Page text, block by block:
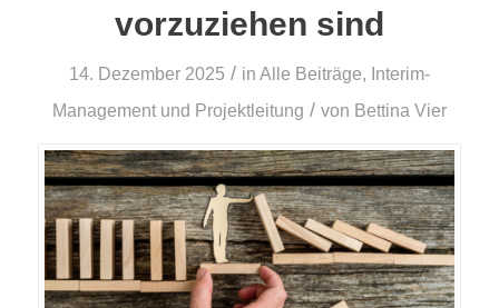
vorzuziehen sind
14. Dezember 2025 / in Alle Beiträge, Interim-
Management und Projektleitung / von Bettina Vier